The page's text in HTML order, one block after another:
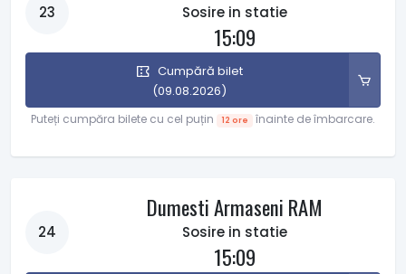
23 Sosire in statie
15:09
Cumpără bilet
(09.08.2026)
Puteți cumpăra bilete cu cel puțin 12 ore înainte de îmbarcare.
24
Dumesti Armaseni RAM
Sosire in statie
15:09